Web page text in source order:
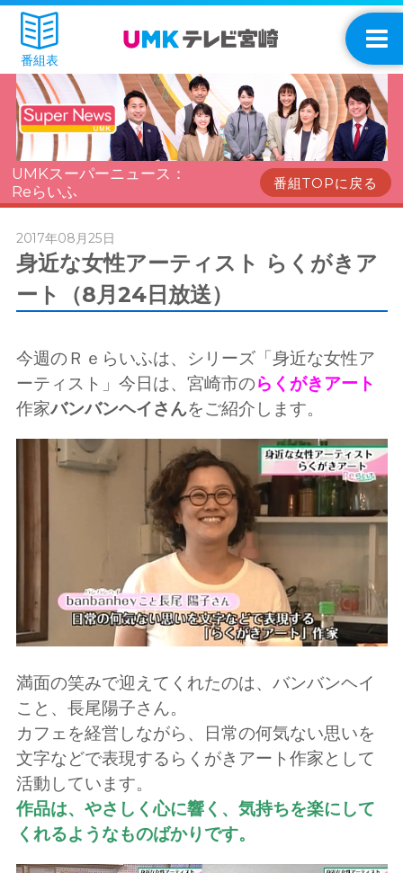
番組表
UMKスーパーニュース：
Reらいふ
番組TOPに戻る
2017年08月25日
身近な女性アーティスト らくがきア
ート（8月24日放送）
今週のＲｅらいふは、シリーズ「身近な女性ア
ーティスト」今日は、宮崎市のらくがきアート
作家バンバンヘイさんをご紹介します。
満面の笑みで迎えてくれたのは、バンバンヘイ
こと、長尾陽子さん。
カフェを経営しながら、日常の何気ない思いを
文字などで表現するらくがきアート作家として
活動しています。
作品は、やさしく心に響く、気持ちを楽にして
くれるようなものばかりです。